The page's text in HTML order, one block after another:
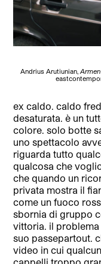
Andrius Arutiunian,Armen
ex caldo. caldo
desaturata. è un
colore. solo botte
uno spettacolo
riguarda tutto
qualcosa che
che quando un
privata mostra il
come un fuoco
sbornia di gruppo
vittoria. il
suo passepartout.
video in cui